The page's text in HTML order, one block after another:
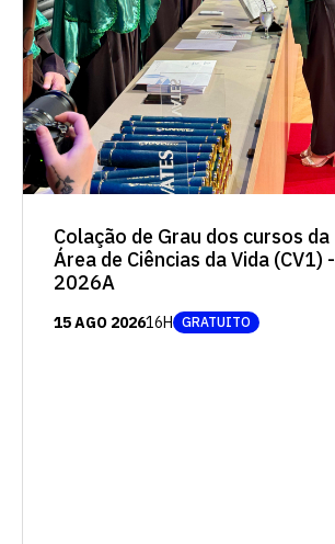
Colação de Grau dos cursos da
Área de Ciências da Vida (CV1) -
2026A
15 AGO 202616H GRATUITO